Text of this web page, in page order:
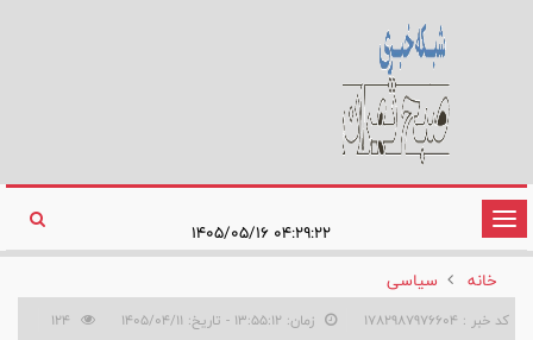
تغییر
وضعیت
ناوبری
خانه
سیاسی
کد خبر : 1782987976604 زمان: ۱۳:۵۵:۱۲ - تاریخ: ۱۴۰۵/۰۴/۱۱